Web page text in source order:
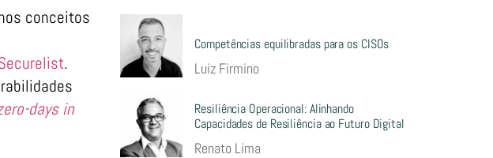
conceitos
.
days in
Competências equilibradas para os CISOs
Luiz Firmino
Resiliência Operacional: Alinhando
Capacidades de Resiliência ao Futuro Digital
Renato Lima